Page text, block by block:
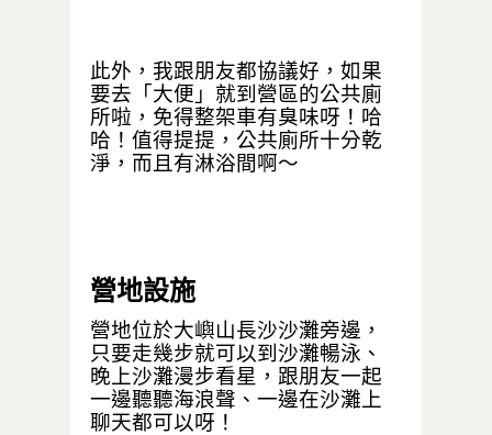
此外，我跟朋友都協議好，如果
要去「大便」就到營區的公共廁
所啦，免得整架車有臭味呀！哈
哈！值得提提，公共廁所十分乾
淨，而且有淋浴間啊～
營地設施
營地位於大嶼山長沙沙灘旁邊，
只要走幾步就可以到沙灘暢泳、
晚上沙灘漫步看星，跟朋友一起
一邊聽聽海浪聲、一邊在沙灘上
聊天都可以呀！